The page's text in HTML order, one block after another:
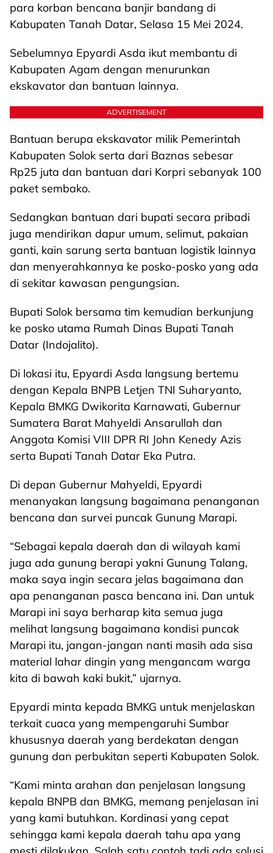
para korban bencana banjir bandang di
Kabupaten Tanah Datar, Selasa 15 Mei 2024.
Sebelumnya Epyardi Asda ikut membantu di
Kabupaten Agam dengan menurunkan
ekskavator dan bantuan lainnya.
ADVERTISEMENT
Bantuan berupa ekskavator milik Pemerintah
Kabupaten Solok serta dari Baznas sebesar
Rp25 juta dan bantuan dari Korpri sebanyak 100
paket sembako.
Sedangkan bantuan dari bupati secara pribadi
juga mendirikan dapur umum, selimut, pakaian
ganti, kain sarung serta bantuan logistik lainnya
dan menyerahkannya ke posko-posko yang ada
di sekitar kawasan pengungsian.
Bupati Solok bersama tim kemudian berkunjung
ke posko utama Rumah Dinas Bupati Tanah
Datar (Indojalito).
Di lokasi itu, Epyardi Asda langsung bertemu
dengan Kepala BNPB Letjen TNI Suharyanto,
Kepala BMKG Dwikorita Karnawati, Gubernur
Sumatera Barat Mahyeldi Ansarullah dan
Anggota Komisi VIII DPR RI John Kenedy Azis
serta Bupati Tanah Datar Eka Putra.
Di depan Gubernur Mahyeldi, Epyardi
menanyakan langsung bagaimana penanganan
bencana dan survei puncak Gunung Marapi.
“Sebagai kepala daerah dan di wilayah kami
juga ada gunung berapi yakni Gunung Talang,
maka saya ingin secara jelas bagaimana dan
apa penanganan pasca bencana ini. Dan untuk
Marapi ini saya berharap kita semua juga
melihat langsung bagaimana kondisi puncak
Marapi itu, jangan-jangan nanti masih ada sisa
material lahar dingin yang mengancam warga
kita di bawah kaki bukit,” ujarnya.
Epyardi minta kepada BMKG untuk menjelaskan
terkait cuaca yang mempengaruhi Sumbar
khususnya daerah yang berdekatan dengan
gunung dan perbukitan seperti Kabupaten Solok.
“Kami minta arahan dan penjelasan langsung
kepala BNPB dan BMKG, memang penjelasan ini
yang kami butuhkan. Kordinasi yang cepat
sehingga kami kepala daerah tahu apa yang